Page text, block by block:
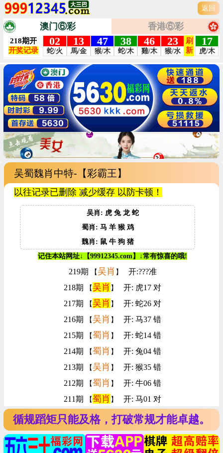
返回
澳门⑥彩 香港⑥彩